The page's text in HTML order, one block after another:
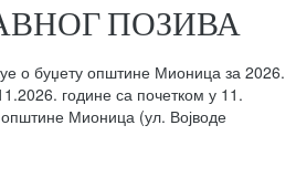
ПОЗИВА
о буџету општине Мионица за 2026.
године са почетком у 11.
Мионица (ул. Војводе